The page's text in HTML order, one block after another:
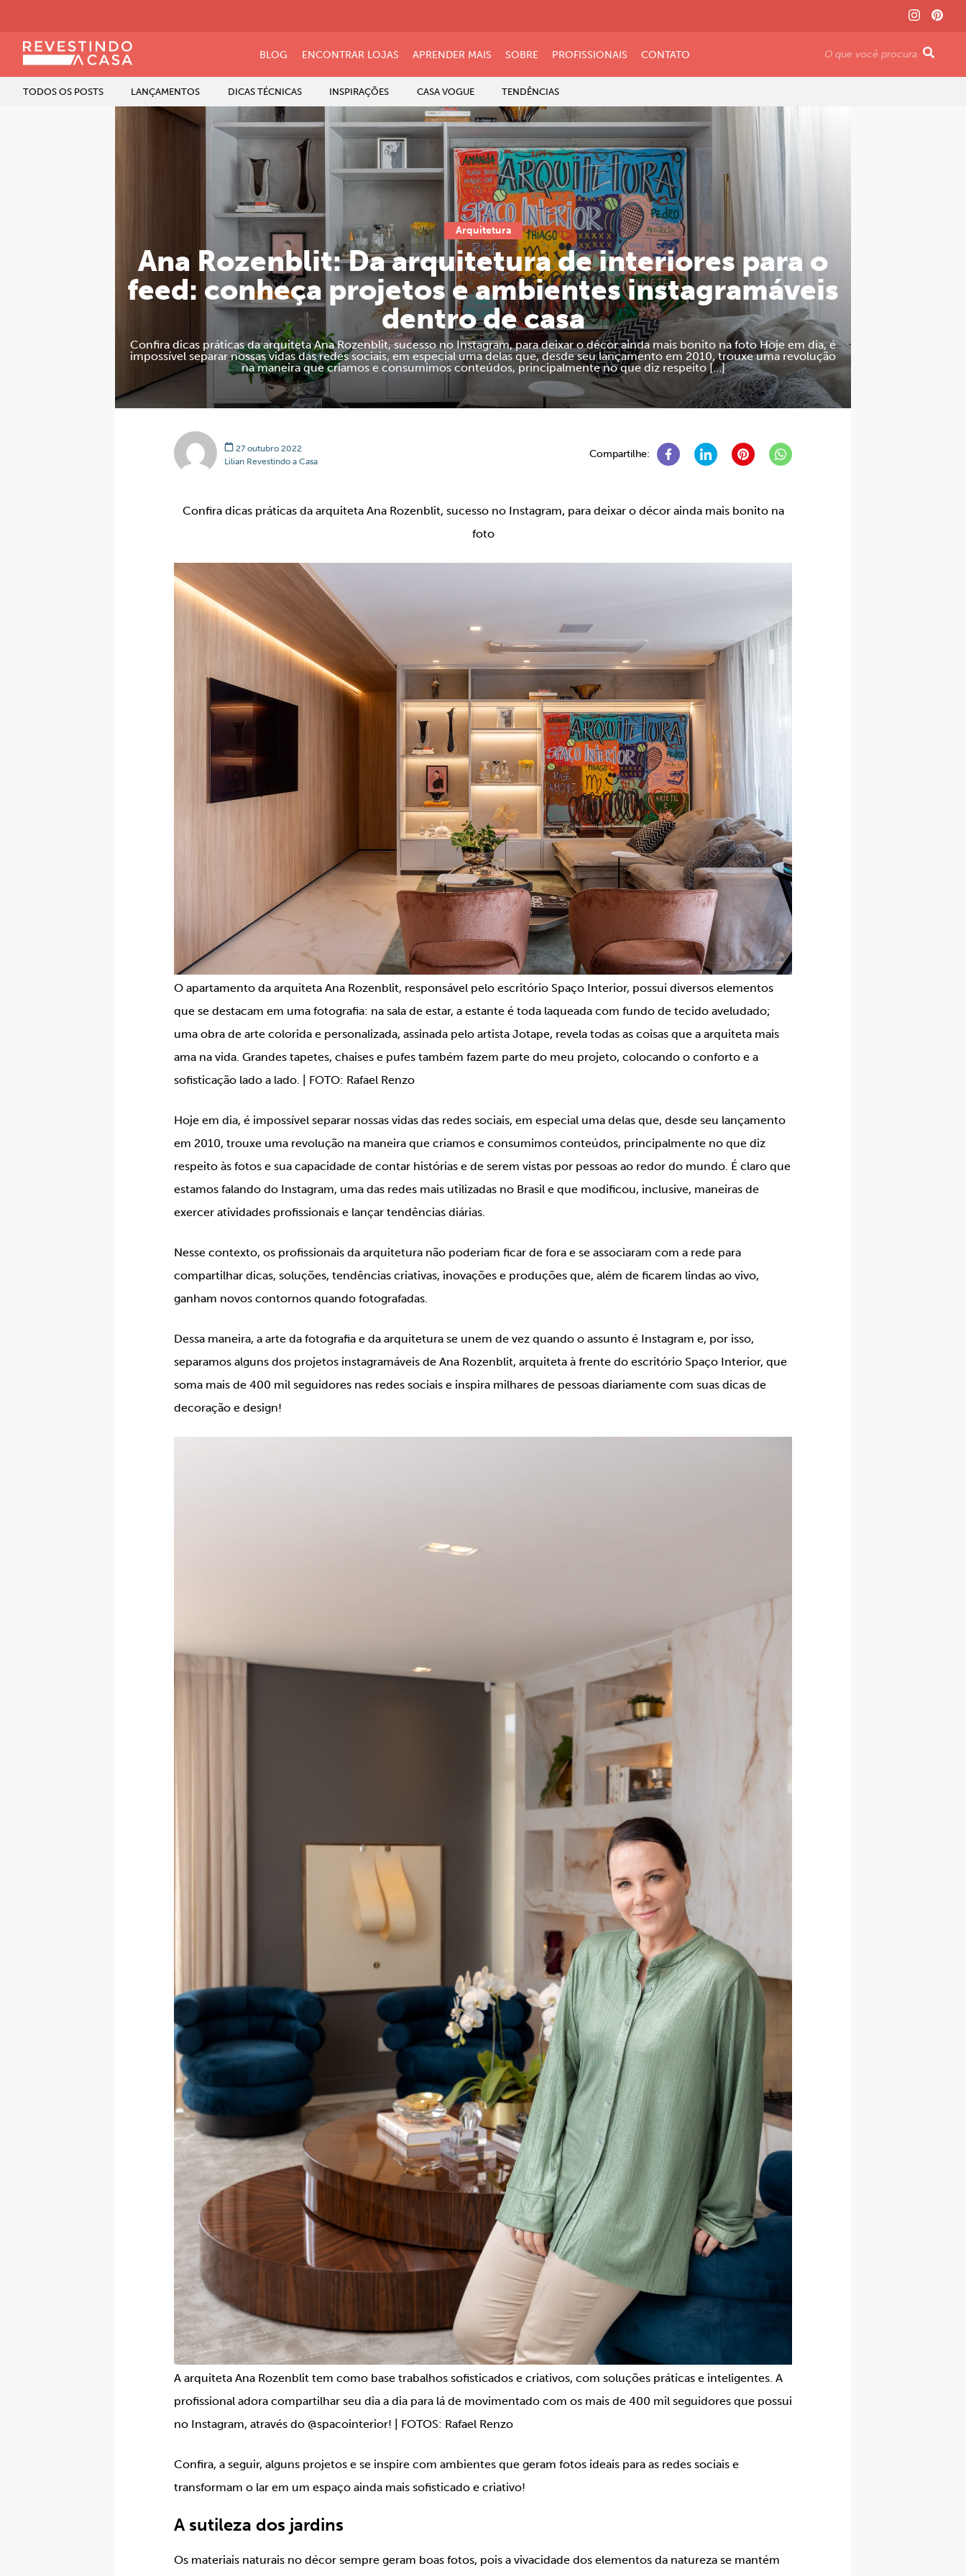
BLOG ENCONTRAR LOJAS APRENDER MAIS SOBRE PROFISSIONAIS CONTATO
TODOS OS POSTS LANÇAMENTOS DICAS TÉCNICAS INSPIRAÇÕES CASA VOGUE TENDÊNCIAS
Arquitetura
Ana Rozenblit: Da arquitetura de interiores para o
feed: conheça projetos e ambientes instagramáveis
dentro de casa
Confira dicas práticas da arquiteta Ana Rozenblit, sucesso no Instagram, para deixar o décor ainda mais bonito na foto Hoje em dia, é
impossível separar nossas vidas das redes sociais, em especial uma delas que, desde seu lançamento em 2010, trouxe uma revolução
na maneira que criamos e consumimos conteúdos, principalmente no que diz respeito […]
27 outubro 2022
Lilian Revestindo a Casa
Compartilhe:
Confira dicas práticas da arquiteta Ana Rozenblit, sucesso no Instagram, para deixar o décor ainda mais bonito na
foto
O apartamento da arquiteta Ana Rozenblit, responsável pelo escritório Spaço Interior, possui diversos elementos
que se destacam em uma fotografia: na sala de estar, a estante é toda laqueada com fundo de tecido aveludado;
uma obra de arte colorida e personalizada, assinada pelo artista Jotape, revela todas as coisas que a arquiteta mais
ama na vida. Grandes tapetes, chaises e pufes também fazem parte do meu projeto, colocando o conforto e a
sofisticação lado a lado. | FOTO: Rafael Renzo
Hoje em dia, é impossível separar nossas vidas das redes sociais, em especial uma delas que, desde seu lançamento
em 2010, trouxe uma revolução na maneira que criamos e consumimos conteúdos, principalmente no que diz
respeito às fotos e sua capacidade de contar histórias e de serem vistas por pessoas ao redor do mundo. É claro que
estamos falando do Instagram, uma das redes mais utilizadas no Brasil e que modificou, inclusive, maneiras de
exercer atividades profissionais e lançar tendências diárias.
Nesse contexto, os profissionais da arquitetura não poderiam ficar de fora e se associaram com a rede para
compartilhar dicas, soluções, tendências criativas, inovações e produções que, além de ficarem lindas ao vivo,
ganham novos contornos quando fotografadas.
Dessa maneira, a arte da fotografia e da arquitetura se unem de vez quando o assunto é Instagram e, por isso,
separamos alguns dos projetos instagramáveis de Ana Rozenblit, arquiteta à frente do escritório Spaço Interior, que
soma mais de 400 mil seguidores nas redes sociais e inspira milhares de pessoas diariamente com suas dicas de
decoração e design!
A arquiteta Ana Rozenblit tem como base trabalhos sofisticados e criativos, com soluções práticas e inteligentes. A
profissional adora compartilhar seu dia a dia para lá de movimentado com os mais de 400 mil seguidores que possui
no Instagram, através do @spacointerior! | FOTOS: Rafael Renzo
Confira, a seguir, alguns projetos e se inspire com ambientes que geram fotos ideais para as redes sociais e
transformam o lar em um espaço ainda mais sofisticado e criativo!
A sutileza dos jardins
Os materiais naturais no décor sempre geram boas fotos, pois a vivacidade dos elementos da natureza se mantém